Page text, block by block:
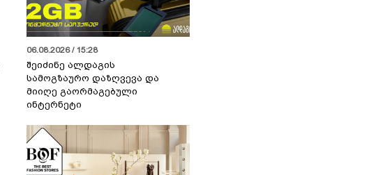
06.08.2026 / 15:28
შეიძინე ალდაგის
სამოგზაურო დაზღვევა და
მიიღე გაორმაგებული
ინტერნეტი